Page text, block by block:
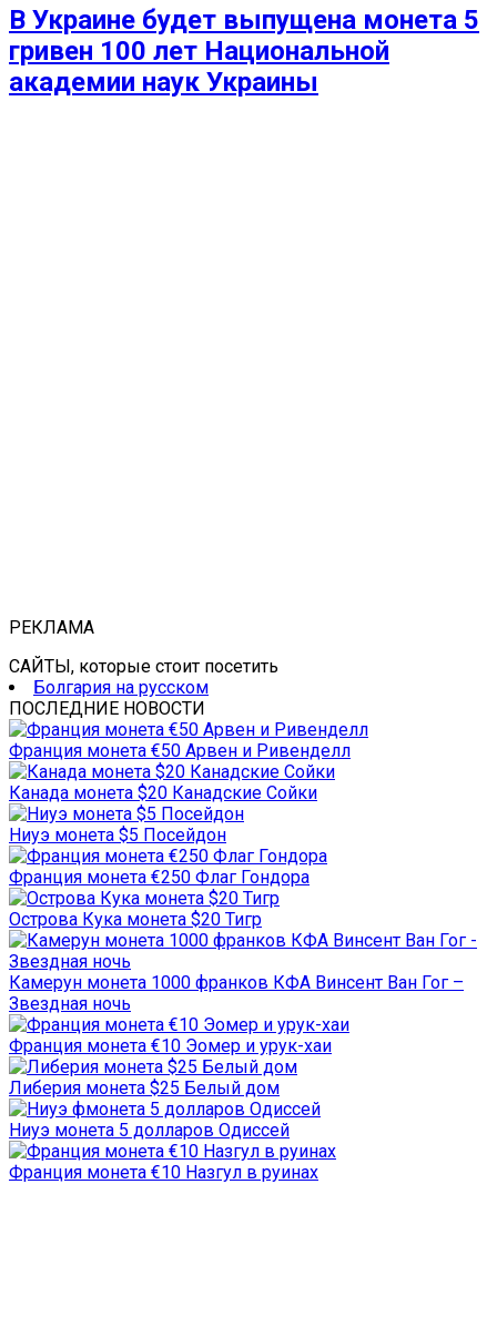
В Украине будет выпущена монета 5
гривен 100 лет Национальной
академии наук Украины
РЕКЛАМА
САЙТЫ, которые стоит посетить
Болгария на русском
ПОСЛЕДНИЕ НОВОСТИ
Франция монета €50 Арвен и Ривенделл
Канада монета $20 Канадские Сойки
Ниуэ монета $5 Посейдон
Франция монета €250 Флаг Гондора
Острова Кука монета $20 Тигр
Камерун монета 1000 франков КФА Винсент Ван Гог –
Звездная ночь
Франция монета €10 Эомер и урук-хаи
Либерия монета $25 Белый дом
Ниуэ монета 5 долларов Одиссей
Франция монета €10 Назгул в руинах